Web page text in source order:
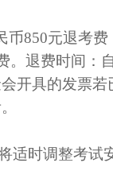
币850元退考
。退费时间：
开具的发票
适时调整考试